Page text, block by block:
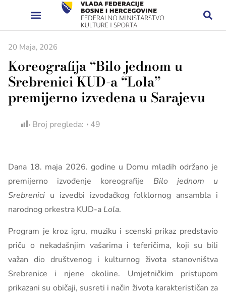
20 Maja, 2026
Koreografija “Bilo jednom u
Srebrenici KUD-a “Lola”
premijerno izvedena u Sarajevu
Broj pregleda: 49
Dana 18. maja 2026. godine u Domu mladih održano je
premijerno izvođenje koreografije Bilo jednom u
Srebrenici u izvedbi izvođačkog folklornog ansambla i
narodnog orkestra KUD-a Lola.
Program je kroz igru, muziku i scenski prikaz predstavio
priču o nekadašnjim vašarima i teferičima, koji su bili
važan dio društvenog i kulturnog života stanovništva
Srebrenice i njene okoline. Umjetničkim pristupom
prikazani su običaji, susreti i način života karakterističan za